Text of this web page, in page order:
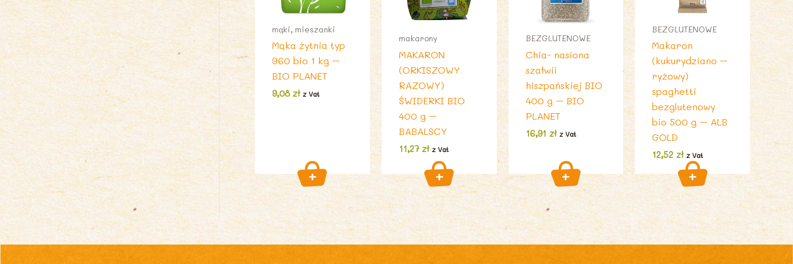
mąki, mieszanki
Mąka żytnia typ
960 bio 1 kg –
BIO PLANET
9,08zł z Vat
makarony
MAKARON
(ORKISZOWY
RAZOWY)
ŚWIDERKI BIO
400 g –
BABALSCY
11,27 zł z Vat
BEZGLUTENOWE
Chia- nasiona
szałwii
hiszpańskiej BIO
400 g – BIO
PLANET
16,91 zł z Vat
BEZGLUTENOWE
Makaron
(kukurydziano –
ryżowy)
spaghetti
bezglutenowy
bio 500 g – ALB
GOLD
12,52zł z Vat